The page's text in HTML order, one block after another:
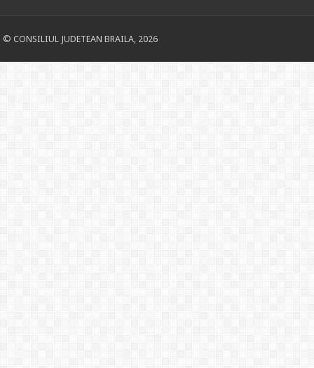
© CONSILIUL JUDETEAN BRAILA, 2026